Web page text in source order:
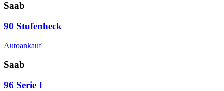
Saab
90 Stufenheck
Autoankauf
Saab
96 Serie I